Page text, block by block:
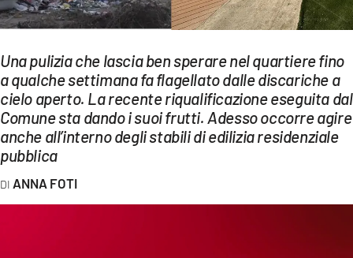
LAC TV
LAC ONAIR
LaC
Network
LACTV.IT
Una pulizia che lascia ben sperare nel quartiere fino
a qualche settimana fa flagellato dalle discariche a
cielo aperto. La recente riqualificazione eseguita dal
Comune sta dando i suoi frutti. Adesso occorre agire
anche all’interno degli stabili di edilizia residenziale
pubblica
ANNA FOTI